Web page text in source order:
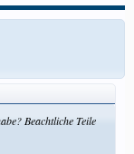
Beachtliche Teile